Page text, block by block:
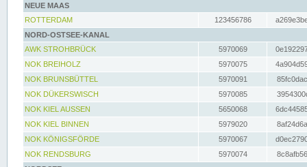
NEUE MAAS
ROTTERDAM
123456786
NORD-OSTSEE-KANAL
AWK STROHBRÜCK
5970069
NOK BREIHOLZ
5970075
NOK BRUNSBÜTTEL
5970091
NOK DÜKERSWISCH
5970085
NOK KIEL AUSSEN
5650068
NOK KIEL BINNEN
5979020
NOK KÖNIGSFÖRDE
5970067
NOK RENDSBURG
5970074